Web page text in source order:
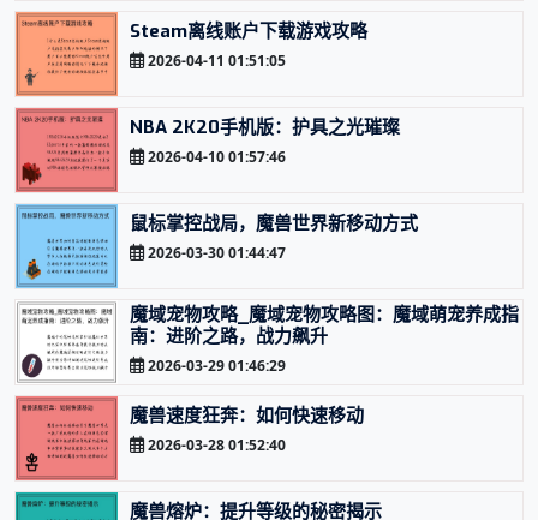
Steam离线账户下载游戏攻略
2026-04-11 01:51:05
NBA 2K20手机版：护具之光璀璨
2026-04-10 01:57:46
鼠标掌控战局，魔兽世界新移动方式
2026-03-30 01:44:47
魔域宠物攻略_魔域宠物攻略图：魔域萌宠养成指
南：进阶之路，战力飙升
2026-03-29 01:46:29
魔兽速度狂奔：如何快速移动
2026-03-28 01:52:40
魔兽熔炉：提升等级的秘密揭示